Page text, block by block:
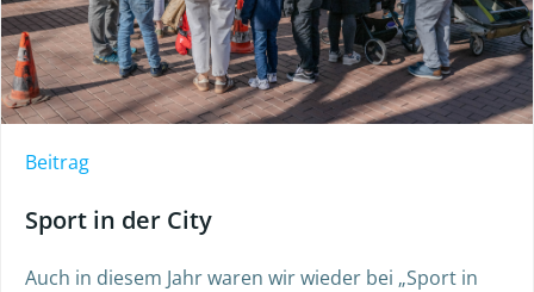
Beitrag
Sport in der City
Auch in diesem Jahr waren wir wieder bei „Sport in